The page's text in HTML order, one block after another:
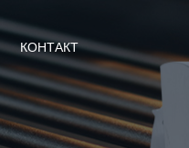
КОНТАКТ